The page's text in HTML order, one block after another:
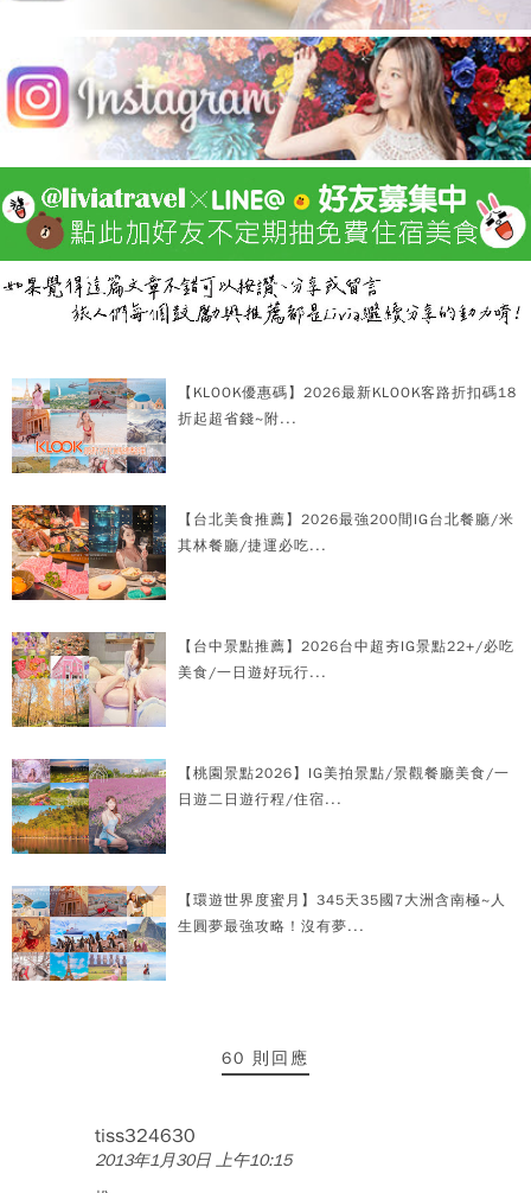
【KLOOK優惠碼】2026最新KLOOK客路折扣碼18
折起超省錢~附...
【台北美食推薦】2026最強200間IG台北餐廳/米
其林餐廳/捷運必吃...
【台中景點推薦】2026台中超夯IG景點22+/必吃
美食/一日遊好玩行...
【桃園景點2026】IG美拍景點/景觀餐廳美食/一
日遊二日遊行程/住宿...
【環遊世界度蜜月】345天35國7大洲含南極~人
生圓夢最強攻略！沒有夢...
60 則回應
tiss324630
2013年1月30日 上午10:15